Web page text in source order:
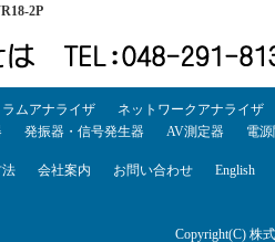
2P
ムアナライザ
ネットワークアナライザ
発振器・信号発生器 AV測定器 電
会社案内 お問い合わせ English
Copyright(C) 株